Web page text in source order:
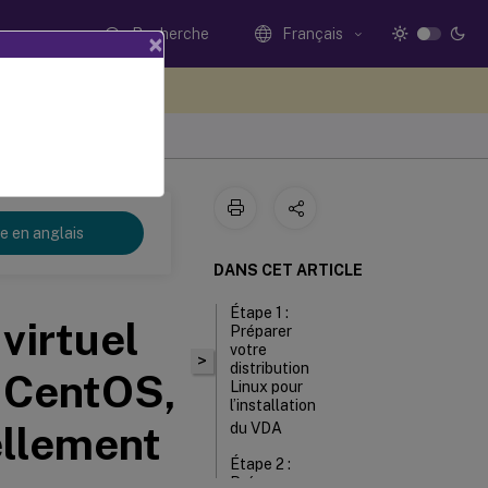
Recherche Français
en anglais
virtuel
>
DANS CET ARTICLE
Étape 1 :
Préparer
votre
distribution
Linux pour
l’installation
du VDA
Étape 2 :
Préparer
×